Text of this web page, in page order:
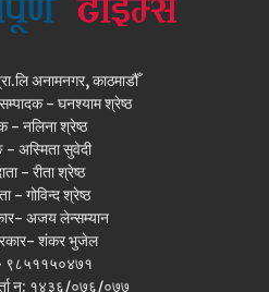
अनामनगर, काठमाडौँ
- घनश्याम श्रेष्ठ
- नलिना श्रेष्ठ
- अस्मिता सुवेदी
- रीता श्रेष्ठ
- गोविन्द श्रेष्ठ
अजय लेन्सम्यान
शंकर भुजेल
९८५११५०४७१
न: १४३६/०७६/०७७